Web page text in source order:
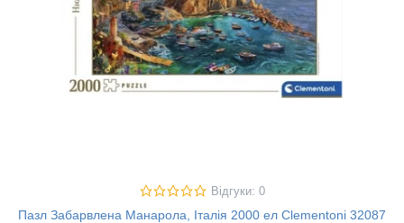
Відгуки: 0
Пазл Забарвлена Манарола, Італія 2000 ел Clementoni 32087